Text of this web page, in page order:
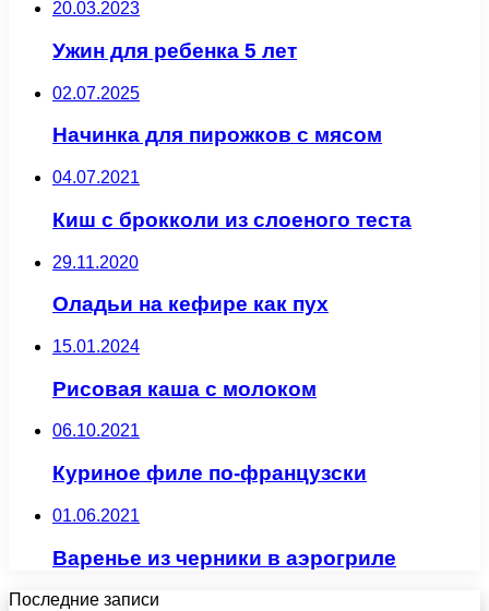
20.03.2023
Ужин для ребенка 5 лет
02.07.2025
Начинка для пирожков с мясом
04.07.2021
Киш с брокколи из слоеного теста
29.11.2020
Оладьи на кефире как пух
15.01.2024
Рисовая каша с молоком
06.10.2021
Куриное филе по-французски
01.06.2021
Варенье из черники в аэрогриле
Последние записи